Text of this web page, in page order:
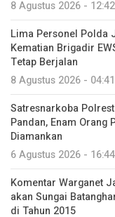
8 Agustus 2026 -
Lima Personel Polda
Kematian Brigadir
Tetap Berjalan
8 Agustus 2026 -
Satresnarkoba
Pandan, Enam Orang
Diamankan
6 Agustus 2026 -
Komentar Warganet
akan Sungai
di Tahun 2015